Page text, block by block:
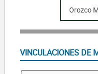
Orozco
VINCULACIONES DE